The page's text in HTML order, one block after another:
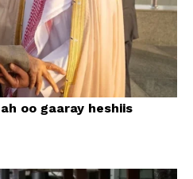
oo gaaray heshiis